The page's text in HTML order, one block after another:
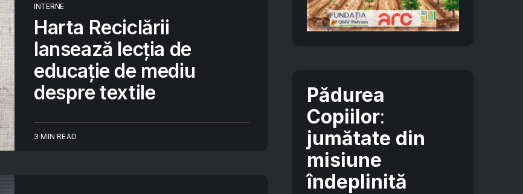
INTERNE
Harta Reciclării
lansează lecția de
educație de mediu
despre textile
3 MIN READ
Pădurea
Copiilor:
jumătate din
misiune
îndeplinită